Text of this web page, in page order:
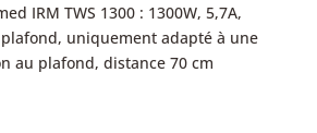
IRM TWS 1300 : 1300W, 5,7A,
uniquement adapté à une
au plafond, distance 70 cm